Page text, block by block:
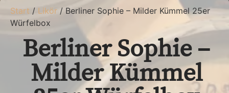
Start / Likör / Berliner Sophie – Milder Kümmel 25er
Würfelbox
Berliner Sophie –
Milder Kümmel